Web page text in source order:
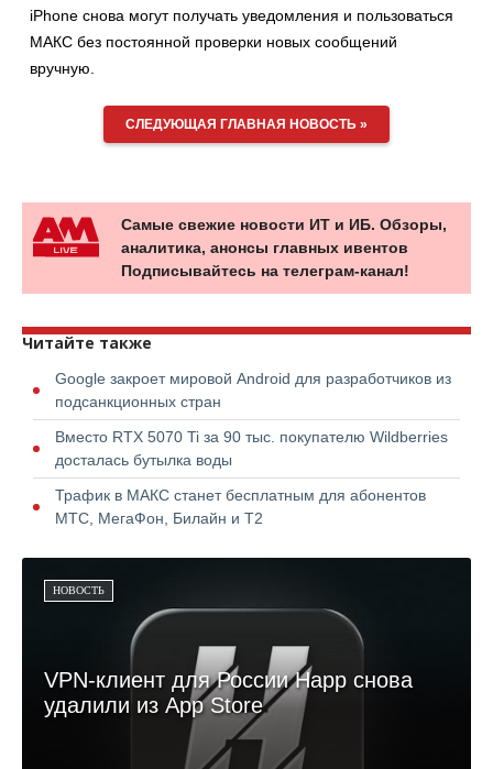
iPhone снова могут получать уведомления и пользоваться
МАКС без постоянной проверки новых сообщений
вручную.
СЛЕДУЮЩАЯ ГЛАВНАЯ НОВОСТЬ »
Самые свежие новости ИТ и ИБ. Обзоры,
аналитика, анонсы главных ивентов
Подписывайтесь на телеграм-канал!
Читайте также
Google закроет мировой Android для разработчиков из
подсанкционных стран
Вместо RTX 5070 Ti за 90 тыс. покупателю Wildberries
досталась бутылка воды
Трафик в МАКС станет бесплатным для абонентов
МТС, МегаФон, Билайн и Т2
НОВОСТЬ
VPN-клиент для России Happ снова
удалили из App Store